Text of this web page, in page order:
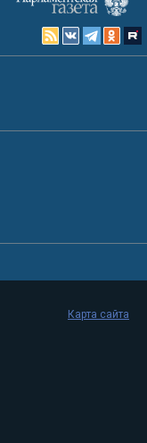
Карта сайта